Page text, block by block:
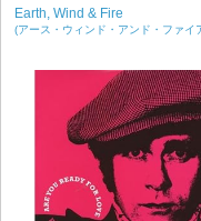
Earth, Wind & Fire
(アース・ウィンド・アンド・ファイ